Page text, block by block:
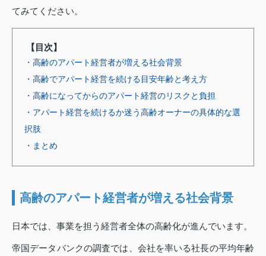
てみてください。
【目次】
・高齢のアパート経営者が増える社会背景
・高齢でアパート経営を続ける目安年齢と考え方
・高齢になってからのアパート経営のリスクと負担
・アパート経営を続けるか迷う高齢オーナーの具体的な選
択肢
・まとめ
高齢のアパート経営者が増える社会背景
日本では、事業を担う経営者全体の高齢化が進んでいます。
帝国データバンクの調査では、会社を率いる社長の平均年齢